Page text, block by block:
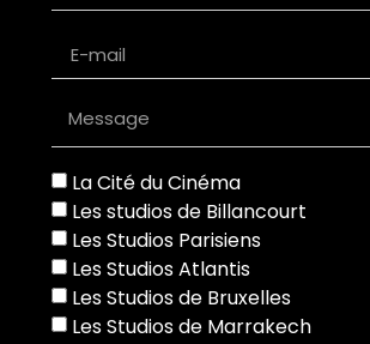
La Cité du Cinéma
Les studios de Billancourt
Les Studios Parisiens
Les Studios Atlantis
Les Studios de Bruxelles
Les Studios de Marrakech